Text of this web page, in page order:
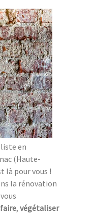
en
(Haute-
là pour vous !
la rénovation
, végétaliser